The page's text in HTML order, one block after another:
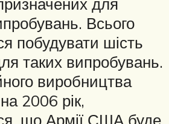
Всього
побудувати шість
таких випробувань.
виробництва
2006 рік,
що Армії США буде